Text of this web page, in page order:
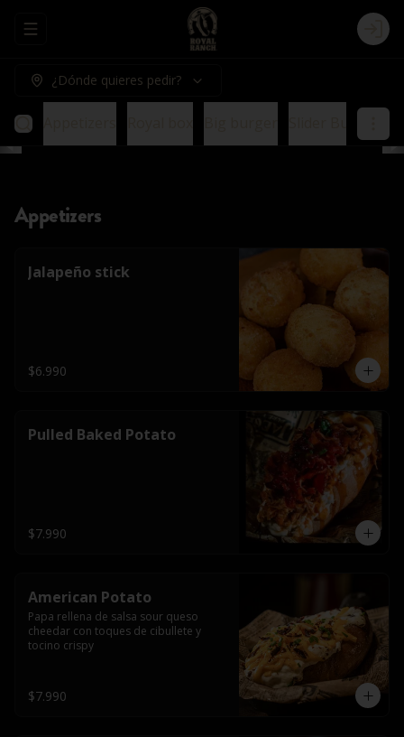
Abrir menu de navegación Login
¿Dónde quieres pedir?
Appetizers
Jalapeño stick
$6.990
Pulled Baked Potato
$7.990
American Potato
Papa rellena de salsa sour queso
cheedar con toques de cibullete y
tocino crispy
$7.990